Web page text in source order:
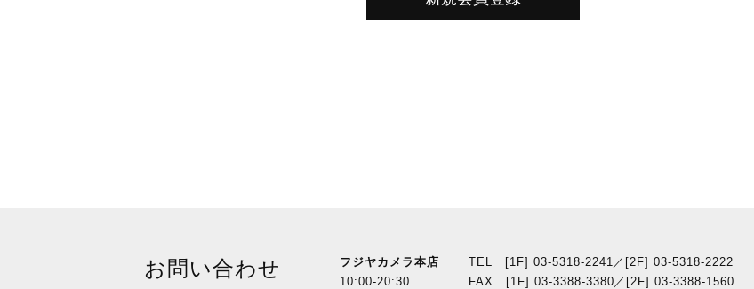
お問い合わせ
フジヤカメラ本店
10:00-20:30
TEL [1F] 03-5318-2241／[2F] 03-5318-2222
FAX [1F] 03-3388-3380／[2F] 03-3388-1560